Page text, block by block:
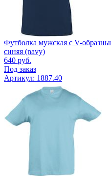
Футболка мужская с V-
синяя (navy)
640 руб.
Под заказ
Артикул: 1887.40